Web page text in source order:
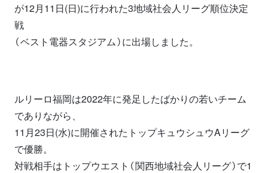
が12月11日(日)に行われた3地域社会人リーグ順位決定
戦
（ベスト電器スタジアム）に出場しました。
ルリーロ福岡は2022年に発足したばかりの若いチーム
でありながら、
11月23日(水)に開催されたトップキュウシュウAリーグ
で優勝。
対戦相手はトップウエスト（関西地域社会人リーグ）で1